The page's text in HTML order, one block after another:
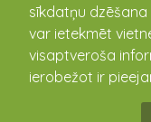
sīkdatņu
var ietekmēt
visaptveroša
ierobežot ir